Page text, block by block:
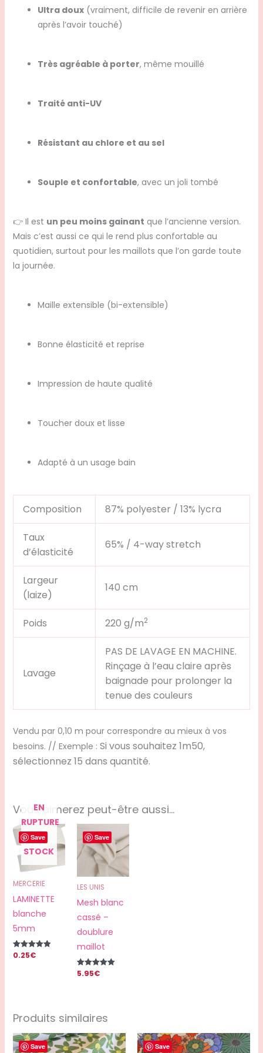
Ultra doux(vraiment, difficile de revenir en arrière
après l’avoir touché)
Très agréable à porter, même mouillé
Traité anti-UV
Résistant au chlore et au sel
Souple et confortable, avec un joli tombé
👉 Il est un peu moins gainant que l’ancienne version.
Mais c’est aussi ce qui le rend plus confortable au
quotidien, surtout pour les maillots que l’on garde toute
la journée.
Maille extensible (bi-extensible)
Bonne élasticité et reprise
Impression de haute qualité
Toucher doux et lisse
Adapté à un usage bain
Composition 87% polyester / 13% lycra
Taux
d’élasticité
65% / 4-way stretch
Largeur
(laize)
140 cm
Poids 220 g/m2
Lavage
PAS DE LAVAGE EN MACHINE.
Rinçage à l’eau claire après
baignade pour prolonger la
tenue des couleurs
Vendu par 0,10 m pour correspondre au mieux à vos
besoins. // Exemple : Si vous souhaitez 1m50,
sélectionnez 15 dans quantité.
Vous aimerez peut-être aussi…
Save
EN
RUPTURE
DE
STOCK
MERCERIE
LAMINETTE
blanche
5mm
Note
0.25€
Save
LES UNIS
Mesh blanc
cassé –
doublure
maillot
Note
5.95€
Produits similaires
Save Save